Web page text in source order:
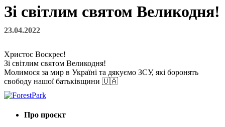
Зі світлим святом Великодня!
23.04.2022
Христос Воскрес!
Зі світлим святом Великодня!
Молимося за мир в Україні та дякуємо ЗСУ, які боронять
свободу нашої батьківщини 🇺🇦
Про проєкт